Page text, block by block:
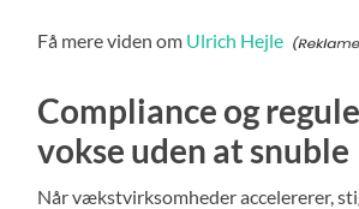
Få mere viden om Ulrich Hejle
Compliance og
vokse uden at snuble
Når vækstvirksomheder accelererer,